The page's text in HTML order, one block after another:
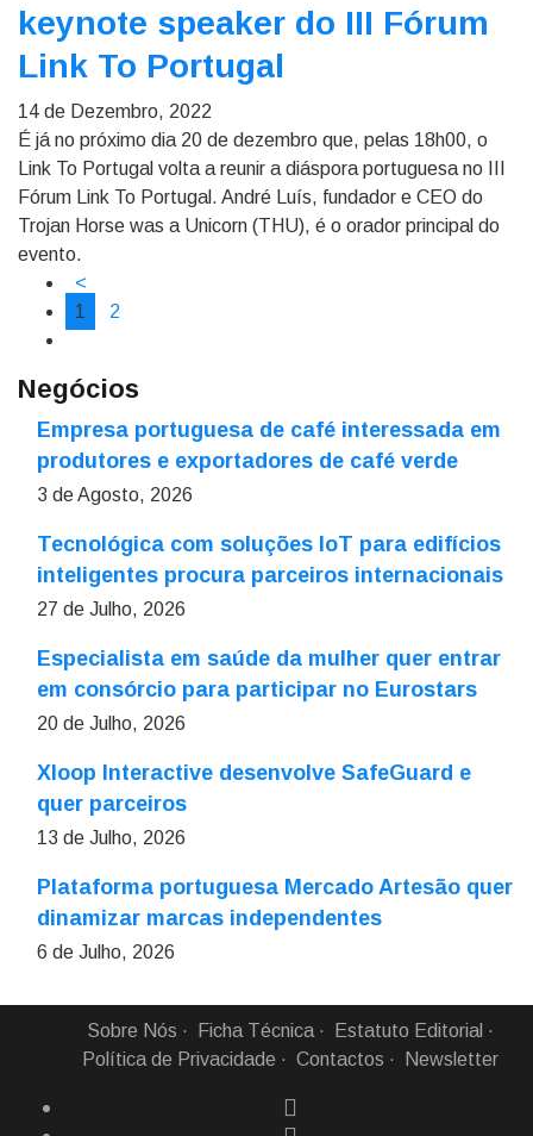
keynote speaker do III Fórum
Link To Portugal
14 de Dezembro, 2022
É já no próximo dia 20 de dezembro que, pelas 18h00, o
Link To Portugal volta a reunir a diáspora portuguesa no III
Fórum Link To Portugal. André Luís, fundador e CEO do
Trojan Horse was a Unicorn (THU), é o orador principal do
evento.
<
1
2
Negócios
Empresa portuguesa de café interessada em
produtores e exportadores de café verde
3 de Agosto, 2026
Tecnológica com soluções IoT para edifícios
inteligentes procura parceiros internacionais
27 de Julho, 2026
Especialista em saúde da mulher quer entrar
em consórcio para participar no Eurostars
20 de Julho, 2026
Xloop Interactive desenvolve SafeGuard e
quer parceiros
13 de Julho, 2026
Plataforma portuguesa Mercado Artesão quer
dinamizar marcas independentes
6 de Julho, 2026
Sobre Nós Ficha Técnica
Estatuto Editorial
Política de Privacidade
Contactos Newsletter